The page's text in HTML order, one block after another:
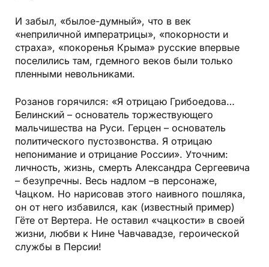
И забыл, «былое-думный», что в век
«неприличной императрицы», «покорности и
страха», «покоренья Крыма» русские впервые
поселились там, гдемного веков были только
пленными невольниками.
Розанов горячился: «Я отрицаю Грибоедова…
Белинский – основатель торжествующего
мальчишества на Руси. Герцен – основатель
политического пустозвонства. Я отрицаю
непонимание и отрицание России». Уточним:
личность, жизнь, смерть Александра Сергеевича
– безупречны. Весь надлом –в персонаже,
Чацком. Но нарисовав этого наивного пошляка,
он от него избавился, как (известный пример)
Гёте от Вертера. Не оставил «чацкости» в своей
жизни, любви к Нине Чавчавадзе, героической
службы в Персии!